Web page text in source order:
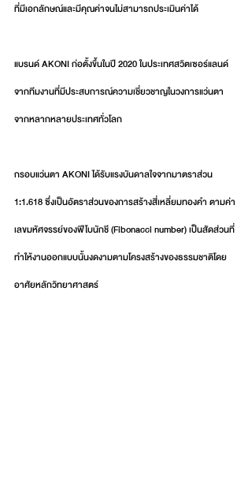
ที่มีเอกลักษณ์และมีคุณค่าจนไม่สามารถประเมินค่าได้
แบรนด์ AKONI ก่อตั้งขึ้นในปี 2020 ในประเทศสวิตเซอร์แลนด์
จากทีมงานที่มีประสบการณ์ความเชี่ยวชาญในวงการแว่นตา
จากหลากหลายประเทศทั่วโลก
กรอบแว่นตา AKONI ได้รับแรงบันดาลใจจากมาตราส่วน
1:1.618 ซึ่งเป็นอัตราส่วนของการสร้างสี่เหลี่ยมทองคำ ตามค่า
เลขมหัศจรรย์ของฟีโบนักชี (Fibonacci number) เป็นสัดส่วนที่
ทำให้งานออกแบบนั้นงดงามตามโครงสร้างของธรรมชาติโดย
อาศัยหลักวิทยาศาสตร์